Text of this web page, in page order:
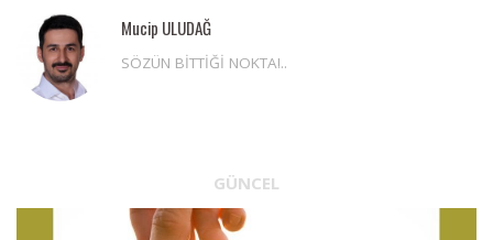
Mucip ULUDAĞ
SÖZÜN BİTTİĞİ NOKTA!..
GÜNCEL